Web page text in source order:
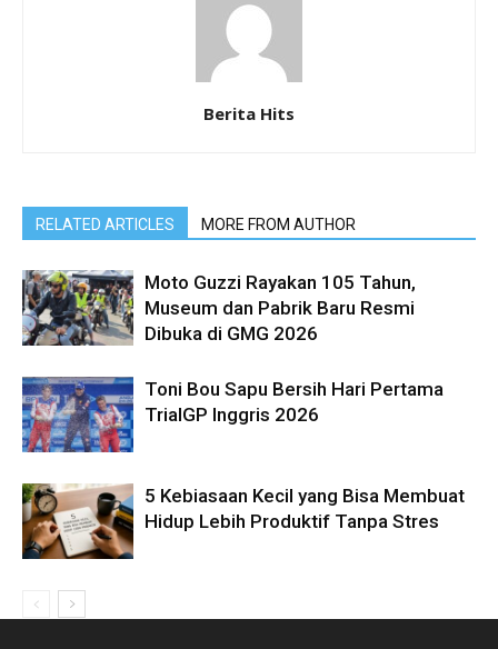
Berita Hits
RELATED ARTICLES MORE FROM AUTHOR
Moto Guzzi Rayakan 105 Tahun,
Museum dan Pabrik Baru Resmi
Dibuka di GMG 2026
Toni Bou Sapu Bersih Hari Pertama
TrialGP Inggris 2026
5 Kebiasaan Kecil yang Bisa Membuat
Hidup Lebih Produktif Tanpa Stres